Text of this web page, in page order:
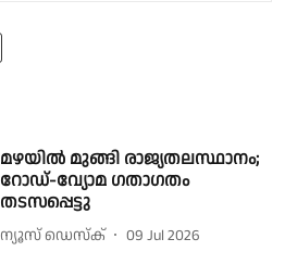
മഴയിൽ മുങ്ങി രാജ്യതലസ്ഥാനം;
റോഡ്-വ്യോമ ഗതാഗതം
തടസപ്പെട്ടു
ന്യൂസ് ഡെസ്ക് 09 Jul 2026